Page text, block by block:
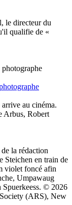
le directeur du
qualifie de «
au cinéma.
Arbus, Robert
Steichen en train de
violet foncé afin
Umpawaug
© 2026
(ARS), New